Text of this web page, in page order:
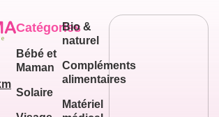
Catégories
Bébé et
Maman
Solaire
Bio &
naturel
Compléments
alimentaires
Matériel